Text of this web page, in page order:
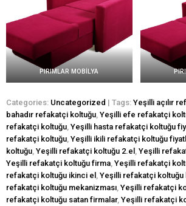
PIRIMLAR MOBİLYA
Categories: Uncategorized | Tags: Yeşilli açılır
bahadır refakatçi koltuğu Yeşilli efe refakatçi
refakatçi koltuğu Yeşilli hasta refakatçi koltuğu
refakatçi koltuğu Yeşilli ikili refakatçi koltuğu
koltuğu Yeşilli refakatçi koltuğu 2.el Yeşilli
Yeşilli refakatçi koltuğu firma Yeşilli refakatçi
refakatçi koltuğu ikinci el
Yeşilli refakatçi koltuğu
refakatçi koltuğu mekanizması Yeşilli refakatçi
refakatçi koltuğu satan firmalar, Yeşilli refakatçi